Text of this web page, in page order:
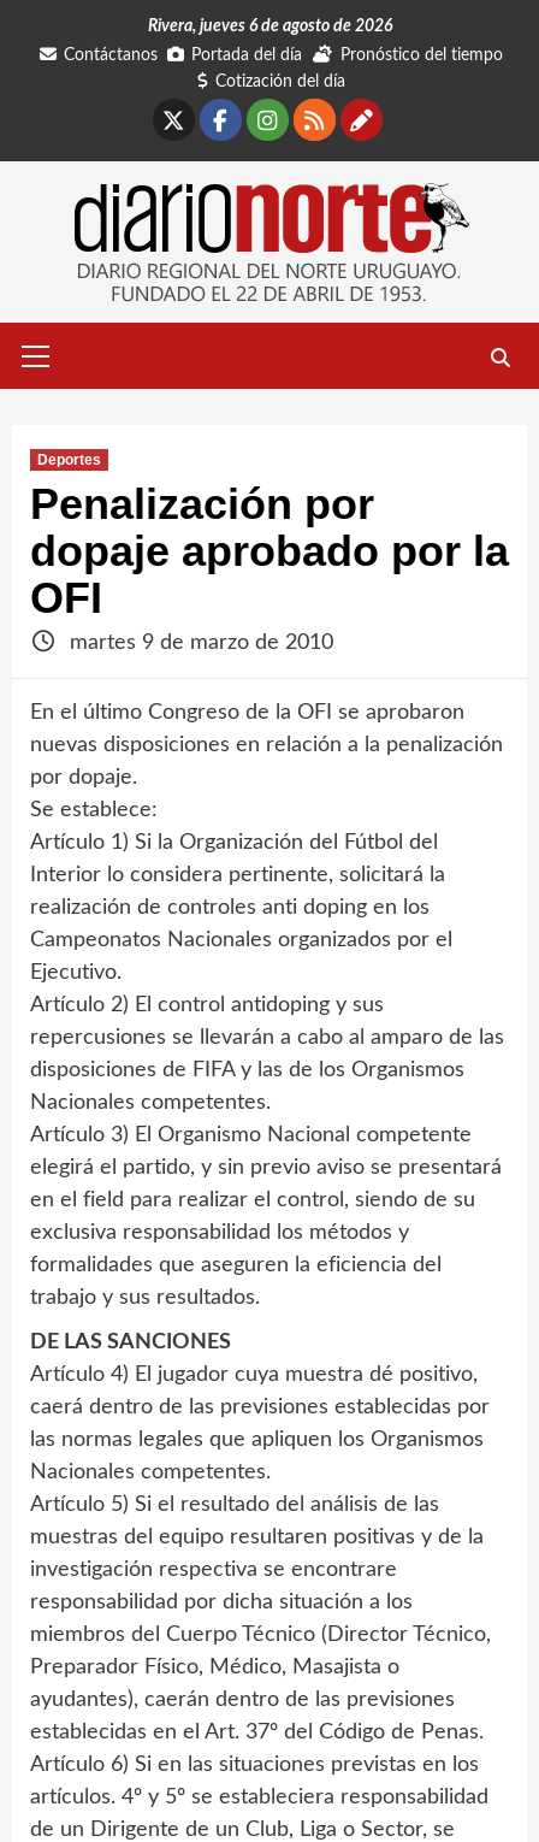
Rivera, jueves 6 de agosto de 2026
Contáctanos
Portada del día
Pronóstico del tiempo
Cotización del día
Facebook
Instagram
RSSContáctanos
primario
Deportes
Penalización por
dopaje aprobado por la
OFI
martes 9 de marzo de 2010
En el último Congreso de la OFI se aprobaron
nuevas disposiciones en relación a la penalización
por dopaje.
Se establece:
Artículo 1) Si la Organización del Fútbol del
Interior lo considera pertinente, solicitará la
realización de controles anti doping en los
Campeonatos Nacionales organizados por el
Ejecutivo.
Artículo 2) El control antidoping y sus
repercusiones se llevarán a cabo al amparo de las
disposiciones de FIFA y las de los Organismos
Nacionales competentes.
Artículo 3) El Organismo Nacional competente
elegirá el partido, y sin previo aviso se presentará
en el field para realizar el control, siendo de su
exclusiva responsabilidad los métodos y
formalidades que aseguren la eficiencia del
trabajo y sus resultados.
DE LAS SANCIONES
Artículo 4) El jugador cuya muestra dé positivo,
caerá dentro de las previsiones establecidas por
las normas legales que apliquen los Organismos
Nacionales competentes.
Artículo 5) Si el resultado del análisis de las
muestras del equipo resultaren positivas y de la
investigación respectiva se encontrare
responsabilidad por dicha situación a los
miembros del Cuerpo Técnico (Director Técnico,
Preparador Físico, Médico, Masajista o
ayudantes), caerán dentro de las previsiones
establecidas en el Art. 37º del Código de Penas.
Artículo 6) Si en las situaciones previstas en los
artículos. 4º y 5º se estableciera responsabilidad
de un Dirigente de un Club, Liga o Sector, se